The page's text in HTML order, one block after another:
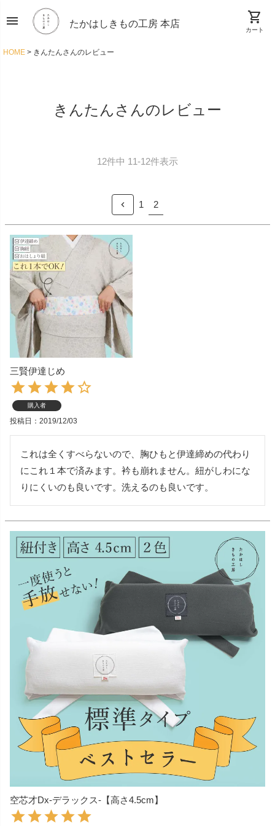
menu たかはしきもの工房 本店 shopping_cart
カート
HOME きんたんさんのレビュー
きんたんさんのレビュー
12件中 11-12件表示
1 2
三賢伊達じめ
購入者
投稿日 2019/12/03
これは全くすべらないので、胸ひもと伊達締めの代わり
にこれ１本で済みます。衿も崩れません。紐がしわにな
りにくいのも良いです。洗えるのも良いです。
空芯才Dx‐デラックス‐【高さ4.5cm】